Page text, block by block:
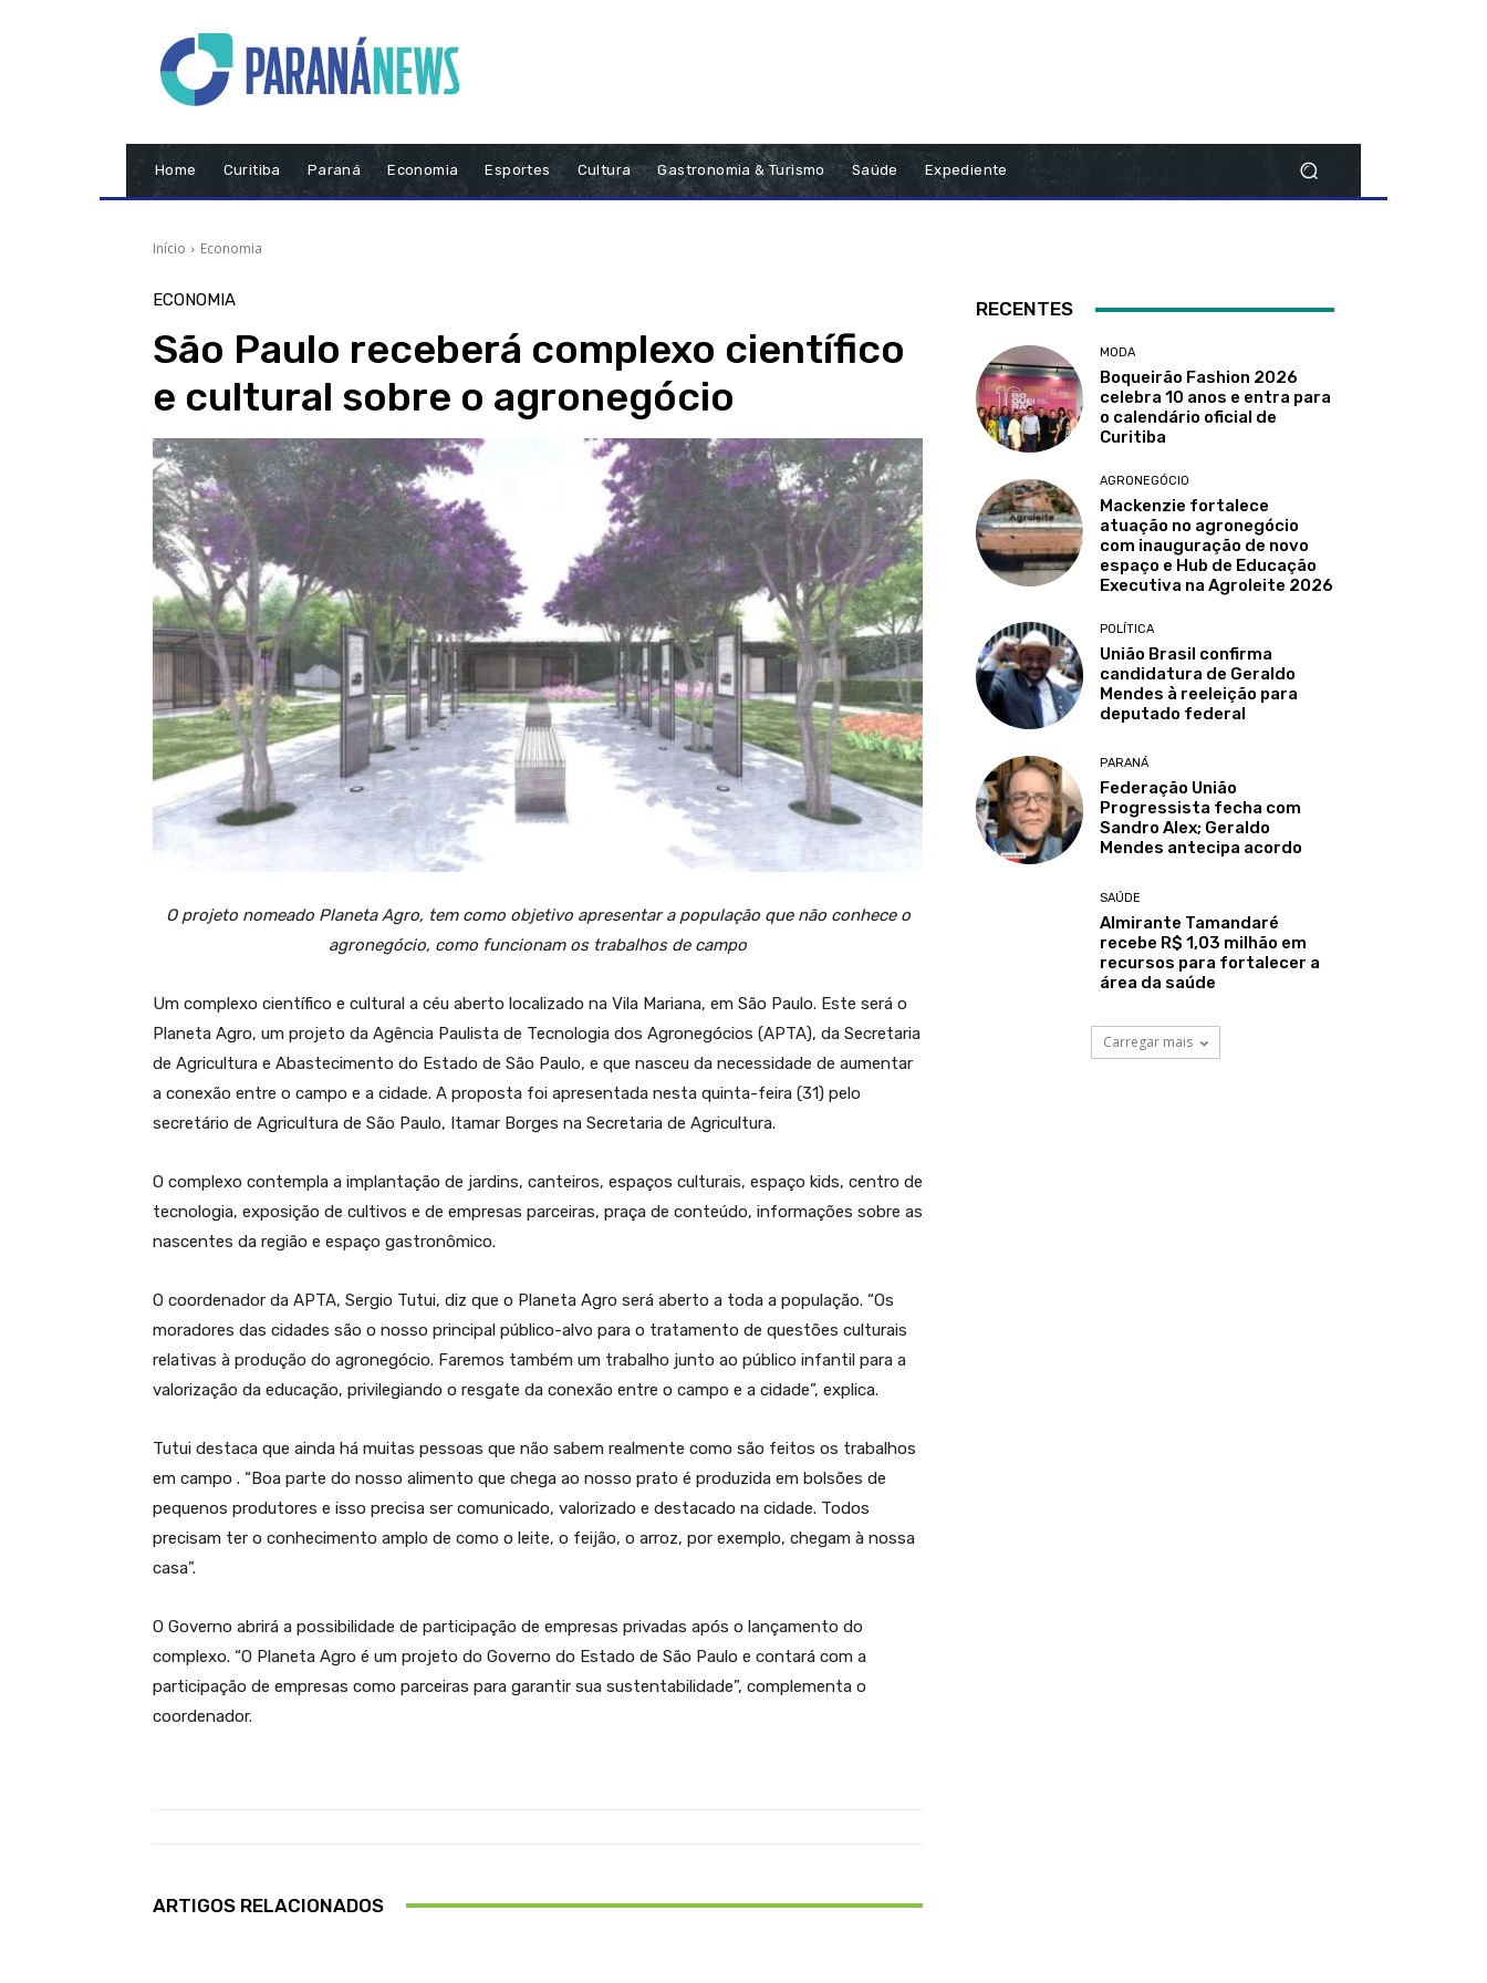
Home Curitiba Paraná Economia Esportes Cultura Gastronomia & Turismo Saúde Expediente
Início Economia
ECONOMIA
São Paulo receberá complexo científico
e cultural sobre o agronegócio
O projeto nomeado Planeta Agro, tem como objetivo apresentar a população que não conhece o
agronegócio, como funcionam os trabalhos de campo
Um complexo científico e cultural a céu aberto localizado na Vila Mariana, em São Paulo. Este será o
Planeta Agro, um projeto da Agência Paulista de Tecnologia dos Agronegócios (APTA), da Secretaria
de Agricultura e Abastecimento do Estado de São Paulo, e que nasceu da necessidade de aumentar
a conexão entre o campo e a cidade. A proposta foi apresentada nesta quinta-feira (31) pelo
secretário de Agricultura de São Paulo, Itamar Borges na Secretaria de Agricultura.
O complexo contempla a implantação de jardins, canteiros, espaços culturais, espaço kids, centro de
tecnologia, exposição de cultivos e de empresas parceiras, praça de conteúdo, informações sobre as
nascentes da região e espaço gastronômico.
O coordenador da APTA, Sergio Tutui, diz que o Planeta Agro será aberto a toda a população. “Os
moradores das cidades são o nosso principal público-alvo para o tratamento de questões culturais
relativas à produção do agronegócio. Faremos também um trabalho junto ao público infantil para a
valorização da educação, privilegiando o resgate da conexão entre o campo e a cidade”, explica.
Tutui destaca que ainda há muitas pessoas que não sabem realmente como são feitos os trabalhos
em campo . “Boa parte do nosso alimento que chega ao nosso prato é produzida em bolsões de
pequenos produtores e isso precisa ser comunicado, valorizado e destacado na cidade. Todos
precisam ter o conhecimento amplo de como o leite, o feijão, o arroz, por exemplo, chegam à nossa
casa”.
O Governo abrirá a possibilidade de participação de empresas privadas após o lançamento do
complexo. “O Planeta Agro é um projeto do Governo do Estado de São Paulo e contará com a
participação de empresas como parceiras para garantir sua sustentabilidade”, complementa o
coordenador.
ARTIGOS RELACIONADOS
RECENTES
MODA
Boqueirão Fashion 2026
celebra 10 anos e entra para
o calendário oficial de
Curitiba
AGRONEGÓCIO
Mackenzie fortalece
atuação no agronegócio
com inauguração de novo
espaço e Hub de Educação
Executiva na Agroleite 2026
POLÍTICA
União Brasil confirma
candidatura de Geraldo
Mendes à reeleição para
deputado federal
PARANÁ
Federação União
Progressista fecha com
Sandro Alex; Geraldo
Mendes antecipa acordo
SAÚDE
Almirante Tamandaré
recebe R$ 1,03 milhão em
recursos para fortalecer a
área da saúde
Carregar mais